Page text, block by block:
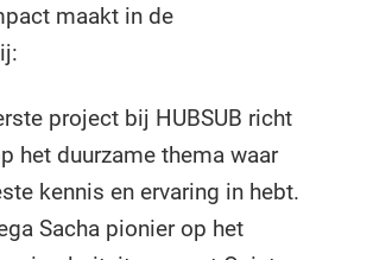
maakt in de
project bij HUBSUB richt
het duurzame thema waar
kennis en ervaring in hebt.
Sacha pionier op het